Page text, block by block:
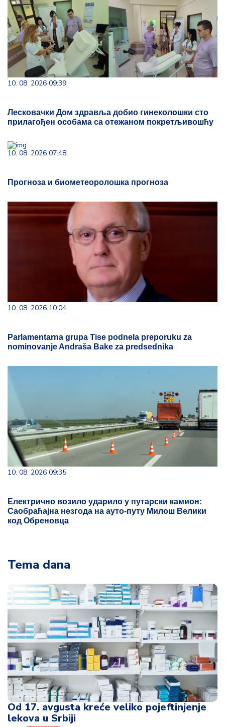
10. 08. 2026 09:39
Лесковачки Дом здравља добио гинеколошки сто
прилагођен особама са отежаном покретљивошћу
10. 08. 2026 07:48
Прогноза и биометеоролошка прогноза
10. 08. 2026 10:04
Parlamentarna grupa Tise podnela preporuku za
nominovanje Andraša Bake za predsednika
10. 08. 2026 09:35
Електрично возило ударило у путарски камион:
Саобраћајна незгода на ауто-путу Милош Велики
код Обреновца
Tema dana
Od 17. avgusta kreće veliko pojeftinjenje
lekova u Srbiji